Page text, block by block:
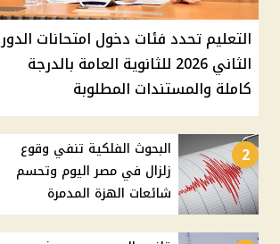
التعليم تحدد فئات دخول امتحانات الدور
الثاني 2026 للثانوية العامة بالدرجة
كاملة والمستندات المطلوبة
2
البحوث الفلكية تنفي وقوع
زلزال في مصر اليوم وتحسم
شائعات الهزة المدمرة